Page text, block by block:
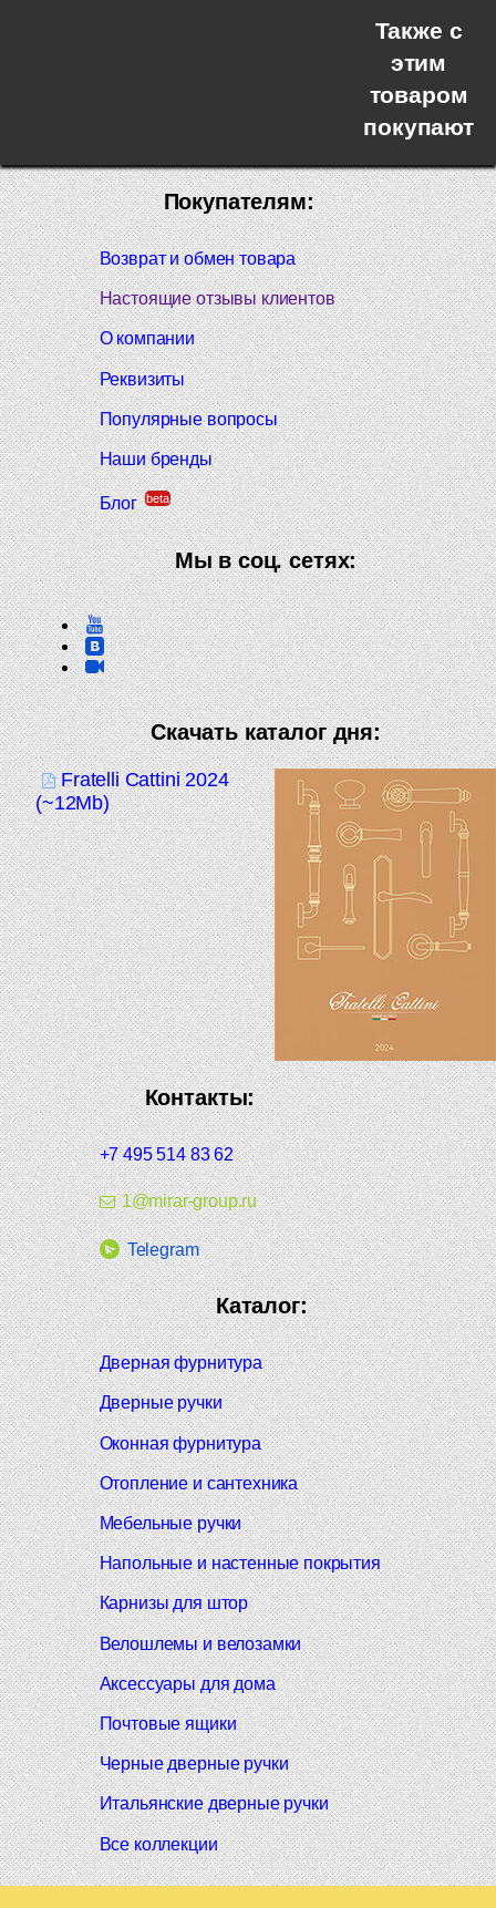
Также с
этим
товаром
покупают
Покупателям:
Возврат и обмен товара
Настоящие отзывы клиентов
О компании
Реквизиты
Популярные вопросы
Наши бренды
Блог beta
Мы в соц. сетях:
Скачать каталог дня:
Fratelli Cattini 2024
(~12Mb)
Контакты:
+7 495 514 83 62
1@mirar-group.ru
Telegram
Каталог:
Дверная фурнитура
Дверные ручки
Оконная фурнитура
Отопление и сантехника
Мебельные ручки
Напольные и настенные покрытия
Карнизы для штор
Велошлемы и велозамки
Аксессуары для дома
Почтовые ящики
Черные дверные ручки
Итальянские дверные ручки
Все коллекции